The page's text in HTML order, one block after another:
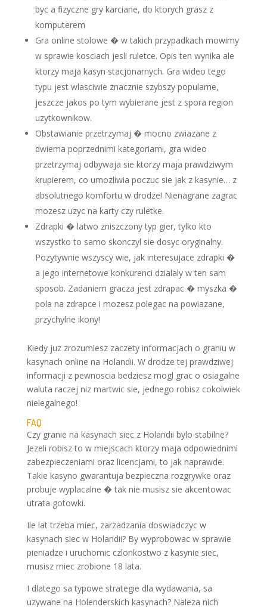
byc a fizyczne gry karciane, do ktorych grasz z
komputerem
Gra online stolowe � w takich przypadkach mowimy
w sprawie kosciach jesli ruletce. Opis ten wynika ale
ktorzy maja kasyn stacjonarnych. Gra wideo tego
typu jest wlasciwie znacznie szybszy popularne,
jeszcze jakos po tym wybierane jest z spora region
uzytkownikow.
Obstawianie przetrzymaj � mocno zwiazane z
dwiema poprzednimi kategoriami, gra wideo
przetrzymaj odbywaja sie ktorzy maja prawdziwym
krupierem, co umozliwia poczuc sie jak z kasynie… z
absolutnego komfortu w drodze! Nienagrane zagrac
mozesz uzyc na karty czy ruletke.
Zdrapki � latwo zniszczony typ gier, tylko kto
wszystko to samo skonczyl sie dosyc oryginalny.
Pozytywnie wszyscy wie, jak interesujace zdrapki �
a jego internetowe konkurenci dzialaly w ten sam
sposob. Zadaniem gracza jest zdrapac � myszka �
pola na zdrapce i mozesz polegac na powiazane,
przychylne ikony!
Kiedy juz zrozumiesz zaczety informacjach o graniu w
kasynach online na Holandii. W drodze tej prawdziwej
informacji z pewnoscia bedziesz mogl grac o osiagalne
waluta raczej niz martwic sie, jednego robisz cokolwiek
nielegalnego!
FAQ
Czy granie na kasynach siec z Holandii bylo stabilne?
Jezeli robisz to w miejscach ktorzy maja odpowiednimi
zabezpieczeniami oraz licencjami, to jak naprawde.
Takie kasyno gwarantuja bezpieczna rozgrywke oraz
probuje wyplacalne � tak nie musisz sie akcentowac
utrata gotowki.
Ile lat trzeba miec, zarzadzania doswiadczyc w
kasynach siec w Holandii? By wyprobowac w sprawie
pieniadze i uruchomic czlonkostwo z kasynie siec,
musisz miec zrobione 18 lata.
I dlatego sa typowe strategie dla wydawania, sa
uzywane na Holenderskich kasynach? Naleza nich